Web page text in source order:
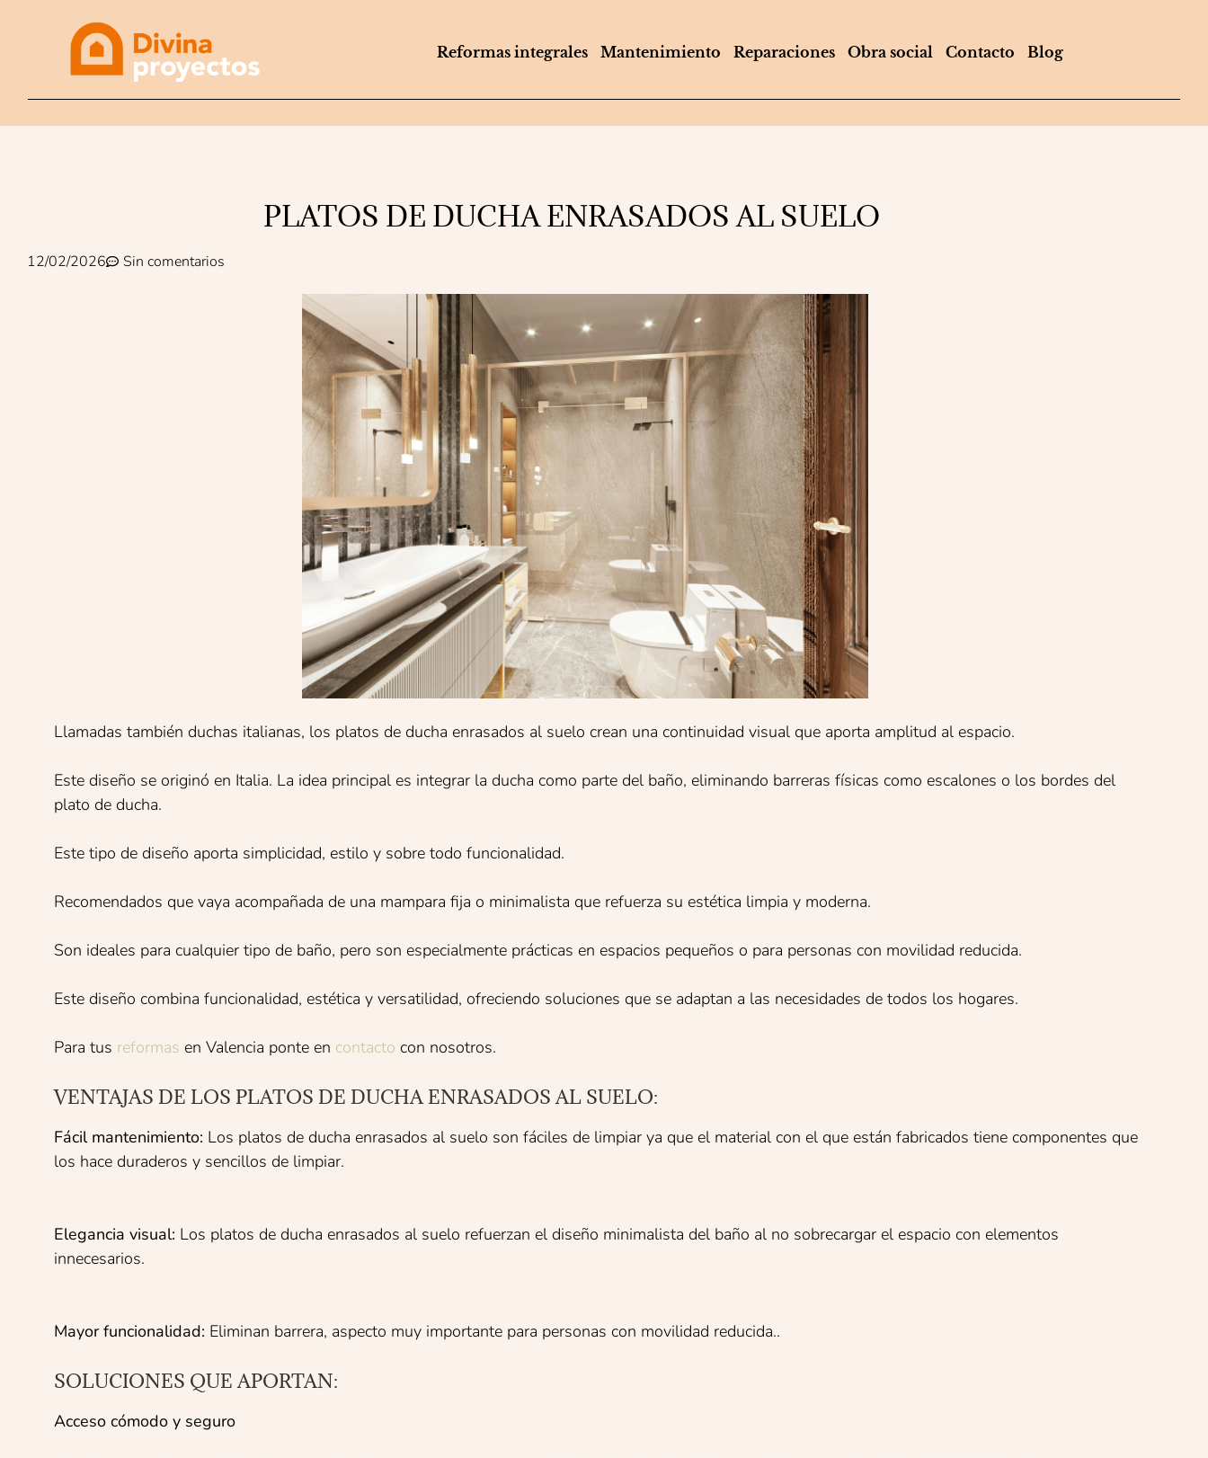
Reformas integrales Mantenimiento Reparaciones Obra social Contacto Blog
PLATOS DE DUCHA ENRASADOS AL SUELO
12/02/2026 Sin comentarios
Llamadas también duchas italianas, los platos de ducha enrasados al suelo crean una continuidad visual que aporta amplitud al espacio.
Este diseño se originó en Italia. La idea principal es integrar la ducha como parte del baño, eliminando barreras físicas como escalones o los bordes del
plato de ducha.
Este tipo de diseño aporta simplicidad, estilo y sobre todo funcionalidad.
Recomendados que vaya acompañada de una mampara fija o minimalista que refuerza su estética limpia y moderna.
Son ideales para cualquier tipo de baño, pero son especialmente prácticas en espacios pequeños o para personas con movilidad reducida.
Este diseño combina funcionalidad, estética y versatilidad, ofreciendo soluciones que se adaptan a las necesidades de todos los hogares.
Para tus reformas en Valencia ponte en contacto con nosotros.
VENTAJAS DE LOS PLATOS DE DUCHA ENRASADOS AL SUELO:
Fácil mantenimiento: Los platos de ducha enrasados al suelo son fáciles de limpiar ya que el material con el que están fabricados tiene componentes que
los hace duraderos y sencillos de limpiar.
Elegancia visual: Los platos de ducha enrasados al suelo refuerzan el diseño minimalista del baño al no sobrecargar el espacio con elementos
innecesarios.
Mayor funcionalidad: Eliminan barrera, aspecto muy importante para personas con movilidad reducida..
SOLUCIONES QUE APORTAN:
Acceso cómodo y seguro